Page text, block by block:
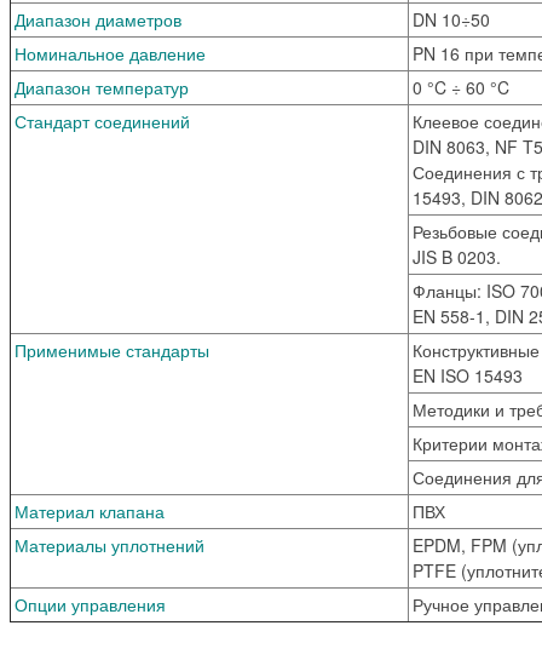
Диапазон диаметров
DN 10÷50
Номинальное давление
PN 16 при
Диапазон температур
0 °C ÷ 60 °C
Стандарт соединений
Клеевое
DIN 8063, NF
Соединения с
15493, DIN
Резьбовые
JIS B 0203.
Фланцы: ISO
EN 558-1, DIN
Применимые стандарты
EN ISO 15493
Методики и
Критерии
Соединения
Материал клапана
ПВХ
Материалы уплотнений
EPDM, FPM
PTFE
Опции управления
Ручное